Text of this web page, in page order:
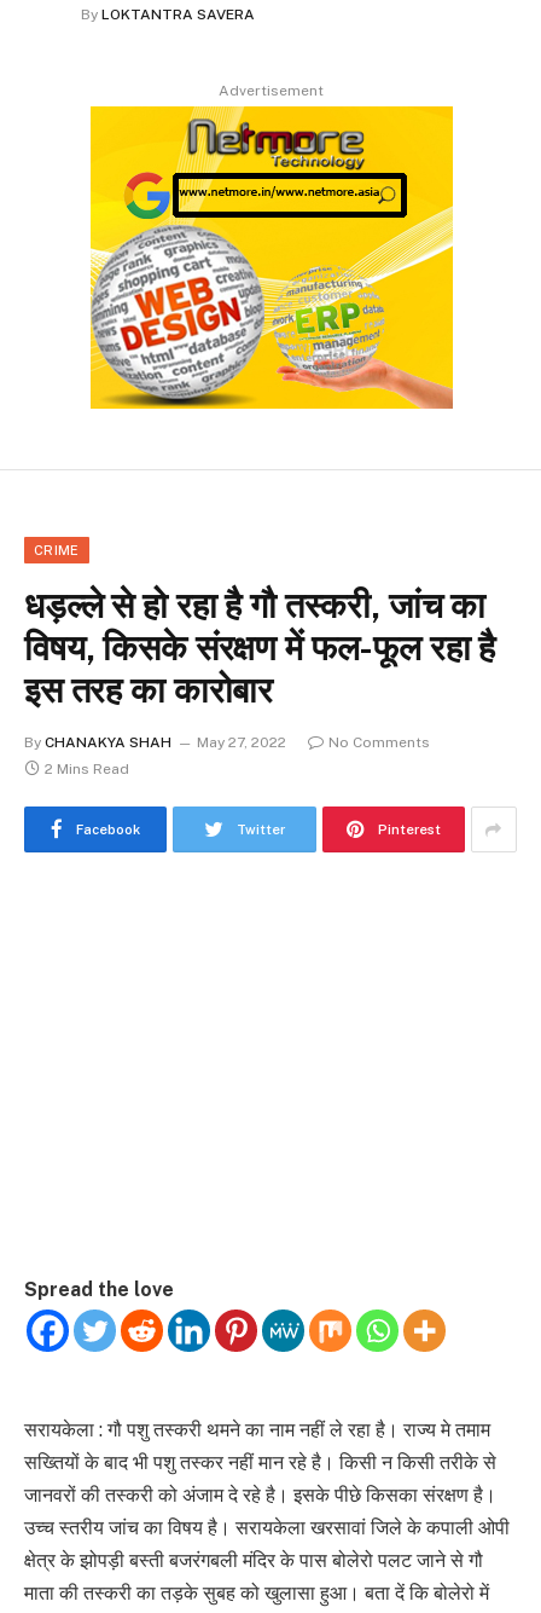
By LOKTANTRA SAVERA
Advertisement
CRIME
धड़ल्ले से हो रहा है गौ तस्करी, जांच का
विषय, किसके संरक्षण में फल-फूल रहा है
इस तरह का कारोबार
By CHANAKYA SHAH May 27, 2022
No Comments
2 Mins Read
Facebook Twitter Pinterest
Spread the love
सरायकेला : गौ पशु तस्करी थमने का नाम नहीं ले रहा है। राज्य मे तमाम
सख्तियों के बाद भी पशु तस्कर नहीं मान रहे है। किसी न किसी तरीके से
जानवरों की तस्करी को अंजाम दे रहे है। इसके पीछे किसका संरक्षण है।
उच्च स्तरीय जांच का विषय है। सरायकेला खरसावां जिले के कपाली ओपी
क्षेत्र के झोपड़ी बस्ती बजरंगबली मंदिर के पास बोलेरो पलट जाने से गौ
माता की तस्करी का तड़के सुबह को खुलासा हुआ। बता दें कि बोलेरो में